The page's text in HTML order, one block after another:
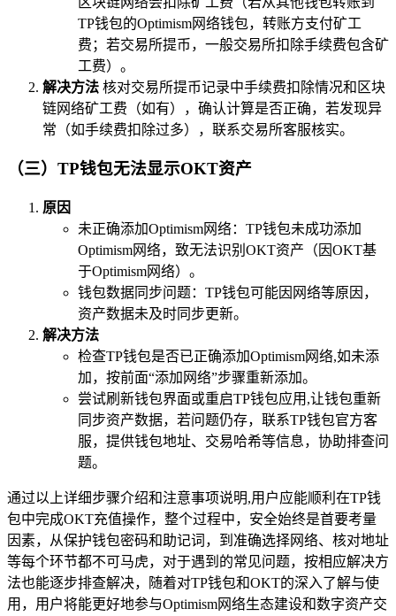
TP钱包的Optimism网络钱包，转账方支付矿工
费；若交易所提币，一般交易所扣除手续费包含矿
工费）。
解决方法 核对交易所提币记录中手续费扣除情况和区块
链网络矿工费（如有），确认计算是否正确，若发现异
常（如手续费扣除过多），联系交易所客服核实。
（三）TP钱包无法显示OKT资产
原因
未正确添加Optimism网络：TP钱包未成功添加
Optimism网络，致无法识别OKT资产（因OKT基
于Optimism网络）。
钱包数据同步问题：TP钱包可能因网络等原因，
资产数据未及时同步更新。
解决方法
检查TP钱包是否已正确添加Optimism网络,如未添
加，按前面“添加网络”步骤重新添加。
尝试刷新钱包界面或重启TP钱包应用,让钱包重新
同步资产数据，若问题仍存，联系TP钱包官方客
服，提供钱包地址、交易哈希等信息，协助排查问
题。
通过以上详细步骤介绍和注意事项说明,用户应能顺利在TP钱
包中完成OKT充值操作，整个过程中，安全始终是首要考量
因素，从保护钱包密码和助记词，到准确选择网络、核对地址
等每个环节都不可马虎，对于遇到的常见问题，按相应解决方
法也能逐步排查解决，随着对TP钱包和OKT的深入了解与使
用，用户将能更好地参与Optimism网络生态建设和数字资产交